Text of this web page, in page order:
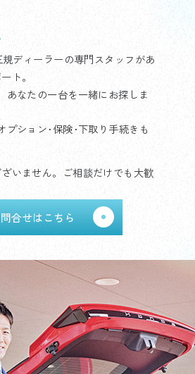
ディーラーの専門スタッフがあ
ト。
あなたの一台を一緒にお探しま
プション･保険･下取り手続きも
いません。ご相談だけでも大歓
合せはこちら